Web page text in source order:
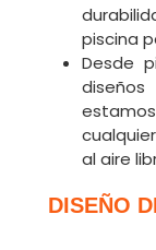
piscina
Desde
al aire
DISEÑO